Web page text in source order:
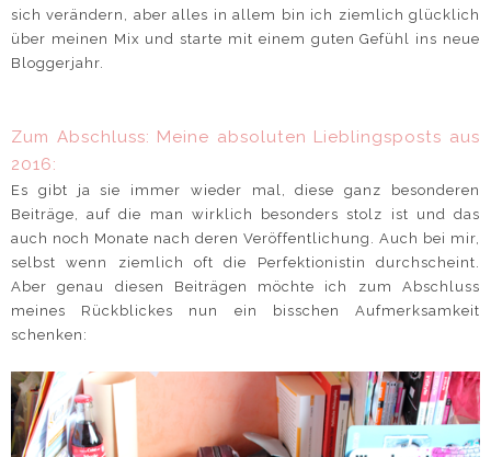
sich verändern, aber alles in allem bin ich ziemlich glücklich
über meinen Mix und starte mit einem guten Gefühl ins neue
Bloggerjahr.
Zum Abschluss: Meine absoluten Lieblingsposts aus
2016:
Es gibt ja sie immer wieder mal, diese ganz besonderen
Beiträge, auf die man wirklich besonders stolz ist und das
auch noch Monate nach deren Veröffentlichung. Auch bei mir,
selbst wenn ziemlich oft die Perfektionistin durchscheint.
Aber genau diesen Beiträgen möchte ich zum Abschluss
meines Rückblickes nun ein bisschen Aufmerksamkeit
schenken: